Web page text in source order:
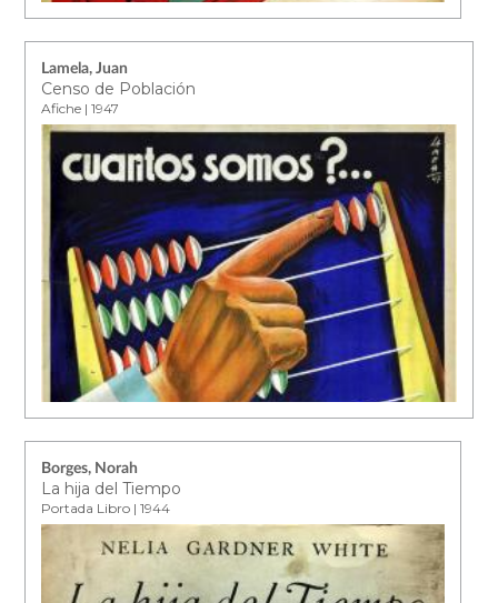
Lamela, Juan
Censo de Población
Afiche | 1947
Borges, Norah
La hija del Tiempo
Portada Libro | 1944